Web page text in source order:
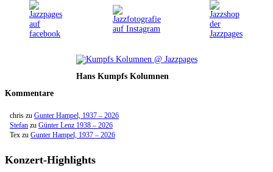
Hans Kumpfs Kolumnen
Kommentare
chris zu Gunter Hampel, 1937 – 2026
Stefan zu Günter Lenz 1938 – 2026
Tex zu Gunter Hampel, 1937 – 2026
Konzert-Highlights